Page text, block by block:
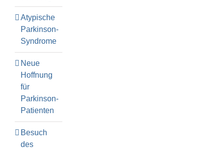
Atypische
Parkinson-
Syndrome
Neue
Hoffnung
für
Parkinson-
Patienten
Besuch
des